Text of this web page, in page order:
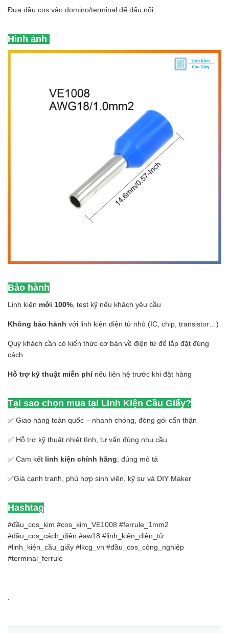
Đưa đầu cos vào domino/terminal để đấu nối.
Hình ảnh
Bảo hành
Linh kiện mới 100% , test kỹ nếu khách yêu cầu
Không bảo hành với linh kiện điện tử nhỏ (IC, chip, transistor…)
Quý khách cần có kiến thức cơ bản về điện tử để lắp đặt đúng
cách
Hỗ trợ kỹ thuật miễn phínếu liên hệ trước khi đặt hàng
Tại sao chọn mua tại Linh Kiện Cầu Giấy?
✅ Giao hàng toàn quốc – nhanh chóng, đóng gói cẩn thận
✅ Hỗ trợ kỹ thuật nhiệt tình, tư vấn đúng nhu cầu
✅ Cam kết linh kiện chính hãng , đúng mô tả
✅Giá cạnh tranh, phù hợp sinh viên, kỹ sư và DIY Maker
Hashtag
#đầu_cos_kim #cos_kim_VE1008 #ferrule_1mm2
#đầu_cos_cách_điện #aw18 #linh_kiện_điện_tử
#linh_kiện_cầu_giấy #lkcg_vn #đầu_cos_công_nghiệp
#terminal_ferrule